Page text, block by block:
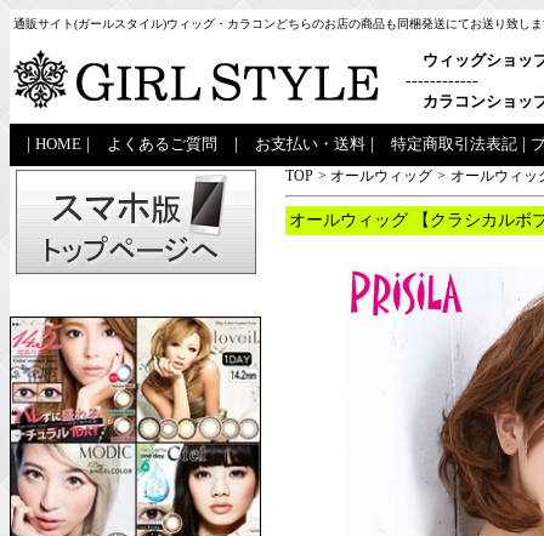
通販サイト(ガールスタイル)ウィッグ・カラコンどちらのお店の商品も同梱発送にてお送り致し
ウィッグショッ
------------
カラコンショッ
HOME よくあるご質問 お支払い・送料 特定商取引法表記
TOP > オールウィッグ > オールウィッ
オールウィッグ 【クラシカルボ